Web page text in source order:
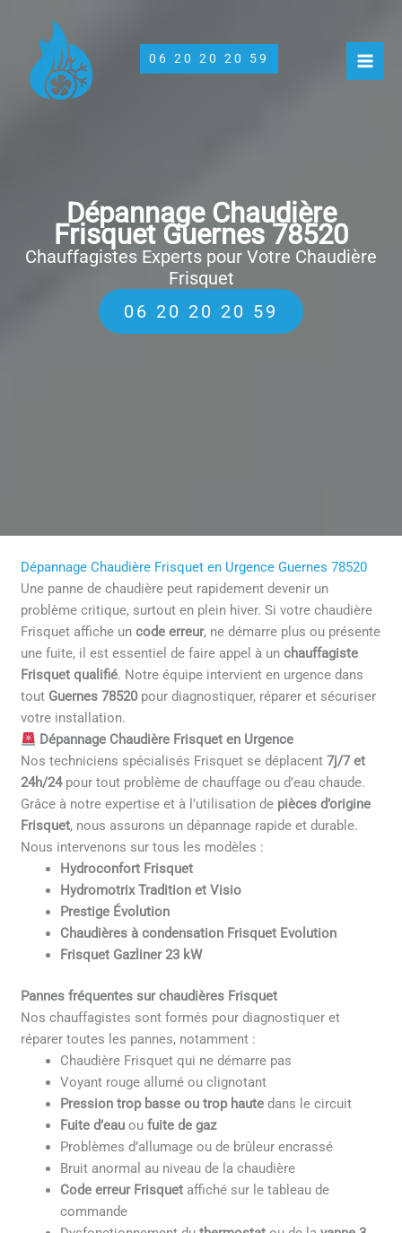
contenu
06 20 20 20 59
Dépannage Chaudière
Frisquet Guernes 78520
Chauffagistes Experts pour Votre Chaudière
Frisquet
06 20 20 20 59
Dépannage Chaudière Frisquet en Urgence Guernes 78520
Une panne de chaudière peut rapidement devenir un
problème critique, surtout en plein hiver. Si votre chaudière
Frisquet affiche uncode erreur, ne démarre plus ou présente
une fuite, il est essentiel de faire appel à unchauffagiste
Frisquet qualifié. Notre équipe intervient en urgence dans
tout Guernes 78520 pour diagnostiquer, réparer et sécuriser
votre installation.
Dépannage Chaudière Frisquet en Urgence
Nos techniciens spécialisés Frisquet se déplacent7j/7 et
24h/24pour tout problème de chauffage ou d’eau chaude.
Grâce à notre expertise et à l’utilisation de pièces d’origine
Frisquet, nous assurons un dépannage rapide et durable.
Nous intervenons sur tous les modèles :
Hydroconfort Frisquet
Hydromotrix Tradition et Visio
Prestige Évolution
Chaudières à condensation Frisquet Evolution
Frisquet Gazliner 23 kW
Pannes fréquentes sur chaudières Frisquet
Nos chauffagistes sont formés pour diagnostiquer et
réparer toutes les pannes, notamment :
Chaudière Frisquet qui ne démarre pas
Voyant rouge allumé ou clignotant
Pression trop basse ou trop haute dans le circuit
Fuite d’eau oufuite de gaz
Problèmes d’allumage ou de brûleur encrassé
Bruit anormal au niveau de la chaudière
Code erreur Frisquet affiché sur le tableau de
commande